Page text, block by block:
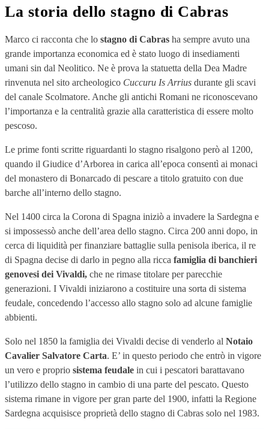
La storia dello stagno di Cabras
Marco ci racconta che lo stagno di Cabras ha sempre avuto una
grande importanza economica ed è stato luogo di insediamenti
umani sin dal Neolitico. Ne è prova la statuetta della Dea Madre
rinvenuta nel sito archeologico Cuccuru Is Arrius durante gli scavi
del canale Scolmatore. Anche gli antichi Romani ne riconoscevano
l’importanza e la centralità grazie alla caratteristica di essere molto
pescoso.
Le prime fonti scritte riguardanti lo stagno risalgono però al 1200,
quando il Giudice d’Arborea in carica all’epoca consentì ai monaci
del monastero di Bonarcado di pescare a titolo gratuito con due
barche all’interno dello stagno.
Nel 1400 circa la Corona di Spagna iniziò a invadere la Sardegna e
si impossessò anche dell’area dello stagno. Circa 200 anni dopo, in
cerca di liquidità per finanziare battaglie sulla penisola iberica, il re
di Spagna decise di darlo in pegno alla ricca famiglia di banchieri
genovesi dei Vivaldi, che ne rimase titolare per parecchie
generazioni. I Vivaldi iniziarono a costituire una sorta di sistema
feudale, concedendo l’accesso allo stagno solo ad alcune famiglie
abbienti.
Solo nel 1850 la famiglia dei Vivaldi decise di venderlo al Notaio
Cavalier Salvatore Carta. E’ in questo periodo che entrò in vigore
un vero e proprio sistema feudale in cui i pescatori barattavano
l’utilizzo dello stagno in cambio di una parte del pescato. Questo
sistema rimane in vigore per gran parte del 1900, infatti la Regione
Sardegna acquisisce proprietà dello stagno di Cabras solo nel 1983.